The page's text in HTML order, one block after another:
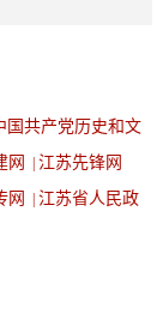
国共产党历史和文
网
江苏先锋网
网
江苏省人民政